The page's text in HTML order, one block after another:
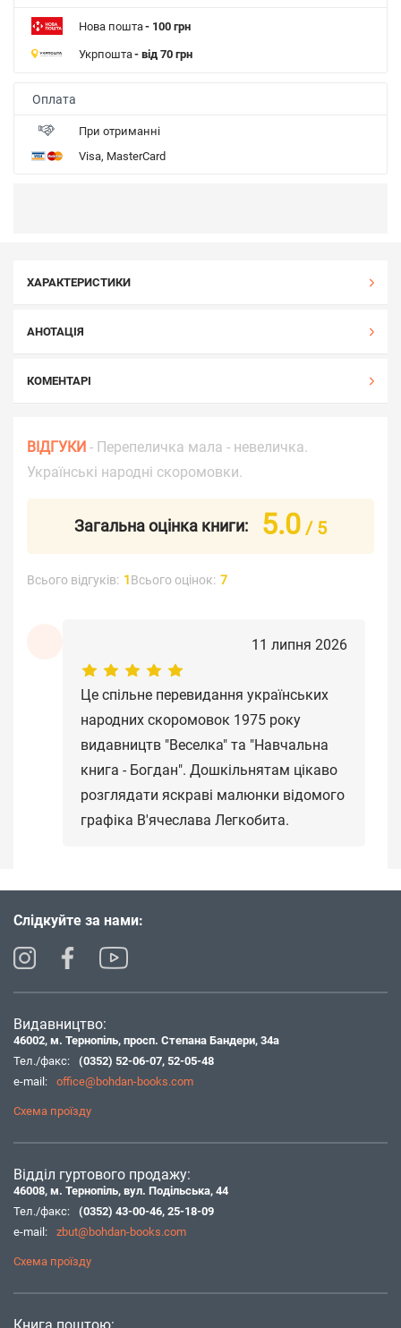
Нова пошта- 100 грн
Укрпошта- від 70 грн
Оплата
При отриманні
Visa, MasterCard
ХАРАКТЕРИСТИКИ
АНОТАЦІЯ
КОМЕНТАРІ
ВІДГУКИ - Перепеличка мала - невеличка.
Українські народні скоромовки.
Загальна оцінка книги: 5.0 / 5
Всього відгуків: 1Всього оцінок: 7
11 липня 2026
Це спільне перевидання українських
народних скоромовок 1975 року
видавництв "Веселка" та "Навчальна
книга - Богдан". Дошкільнятам цікаво
розглядати яскраві малюнки відомого
графіка В'ячеслава Легкобита.
Слідкуйте за нами:
Видавництво:
46002, м. Тернопіль, просп. Степана Бандери, 34а
Тел./факс:
(0352) 52-06-07, 52-05-48
e-mail:
office@bohdan-books.com
Схема проїзду
Відділ гуртового продажу:
46008, м. Тернопіль, вул. Подільська, 44
Тел./факс:
(0352) 43-00-46, 25-18-09
e-mail:
zbut@bohdan-books.com
Схема проїзду